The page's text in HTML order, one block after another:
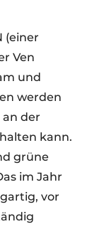
(einer
Ven
und
werden
an der
kann.
grüne
im Jahr
vor